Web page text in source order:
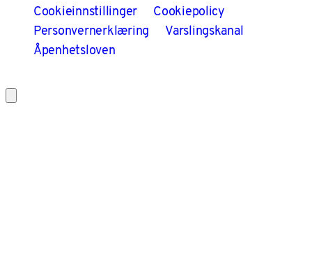
Cookieinnstillinger
Cookiepolicy
Personvernerklæring
Varslingskanal
Åpenhetsloven